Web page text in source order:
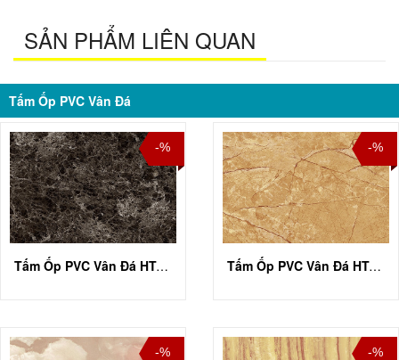
SẢN PHẨM LIÊN QUAN
Tấm Ốp PVC Vân Đá
-%
Tấm Ốp PVC Vân Đá HT-A001
-%
Tấm Ốp PVC Vân Đá HT-A002
-% -%